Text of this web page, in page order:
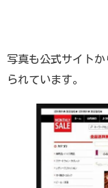
写真も公式サイト
られています。